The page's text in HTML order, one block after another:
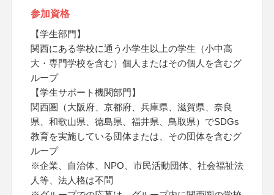
参加資格
【学生部門】
関西にある学校に通う小学生以上の学生（小中高
大・専門学校を含む）個人またはその個人を含むグ
ループ
【学生サポート機関部門】
関西圏（大阪府、京都府、兵庫県、滋賀県、奈良
県、和歌山県、徳島県、福井県、鳥取県）でSDGs
教育を実施している団体または、その団体を含むグ
ループ
※企業、自治体、NPO、市民活動団体、社会福祉法
人等、法人格は不問